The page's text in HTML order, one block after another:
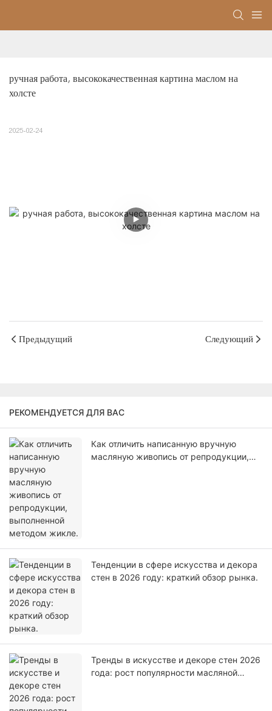
ручная работа, высококачественная картина маслом на
холсте
2025-02-24
Предыдущий Следующий
РЕКОМЕНДУЕТСЯ ДЛЯ ВАС
Как отличить написанную вручную
масляную живопись от репродукции,
Тенденции в сфере искусства и декора
стен в 2026 году: краткий обзор рынка.
Тренды в искусстве и декоре стен 2026
года: рост популярности масляной